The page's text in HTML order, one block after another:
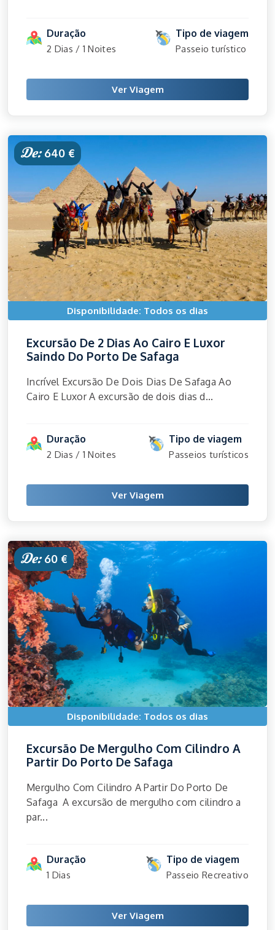
Duração
2 Dias / 1 Noites
Tipo de viagem
Passeio turístico
Ver Viagem
De:640 €
Disponibilidade: Todos os dias
Excursão De 2 Dias Ao Cairo E Luxor
Saindo Do Porto De Safaga
Incrível Excursão De Dois Dias De Safaga Ao
Cairo E Luxor A excursão de dois dias d...
Duração
2 Dias / 1 Noites
Tipo de viagem
Passeios turísticos
Ver Viagem
De:60 €
Disponibilidade: Todos os dias
Excursão De Mergulho Com Cilindro A
Partir Do Porto De Safaga
Mergulho Com Cilindro A Partir Do Porto De
Safaga A excursão de mergulho com cilindro a
par...
Duração
1 Dias
Tipo de viagem
Passeio Recreativo
Ver Viagem